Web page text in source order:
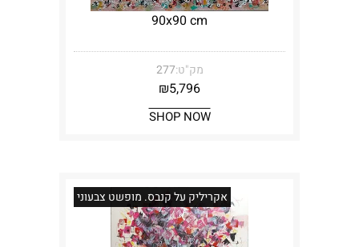
90x90 cm
מק"ט:277
₪5,796
SHOP NOW
אקריליק על קנבס. מופשט צבעוני